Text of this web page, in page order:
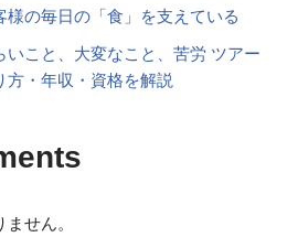
様の毎日の「食」を支えている
いこと、大変なこと、苦労 ツアー
方・年収・資格を解説
せん。